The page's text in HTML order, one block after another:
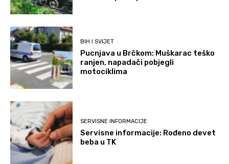
BIH I SVIJET
Pucnjava u Brčkom: Muškarac teško
ranjen, napadači pobjegli
motociklima
SERVISNE INFORMACIJE
Servisne informacije: Rođeno devet
beba u TK